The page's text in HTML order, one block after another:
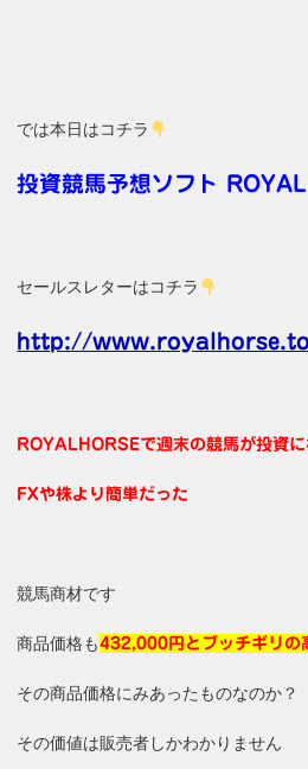
では本日はコチラ
投資競馬予想ソフト
セールスレターはコチラ
http://
ROYALHORSEで週末の競馬が投資に
FXや株より簡単だった
競馬商材です
商品価格も432,000円とブッチギリの
その商品価格にみあったものなのか？
その価値は販売者しかわかりません